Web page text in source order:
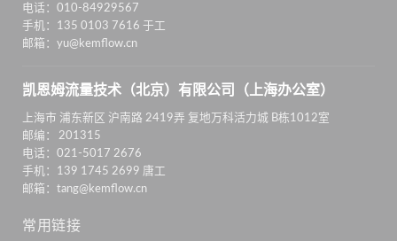
电话：010-84929567
手机：135 0103 7616 于工
邮箱：yu@kemflow.cn
凯恩姆流量技术（北京）有限公司（上海办公室）
上海市 浦东新区 沪南路 2419弄 复地万科活力城 B栋1012室
邮编： 201315
电话：021-5017 2676
手机：139 1745 2699 唐工
邮箱：tang@kemflow.cn
常用链接